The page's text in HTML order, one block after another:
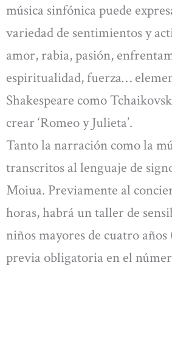
música sinfónica puede
variedad de sentimientos y
amor, rabia, pasión,
espiritualidad, fuerza…
Shakespeare como
crear ‘Romeo y Julieta’.
Tanto la narración como la
transcritos al lenguaje de
Moiua. Previamente al
horas, habrá un taller de
niños mayores de cuatro
previa obligatoria en el